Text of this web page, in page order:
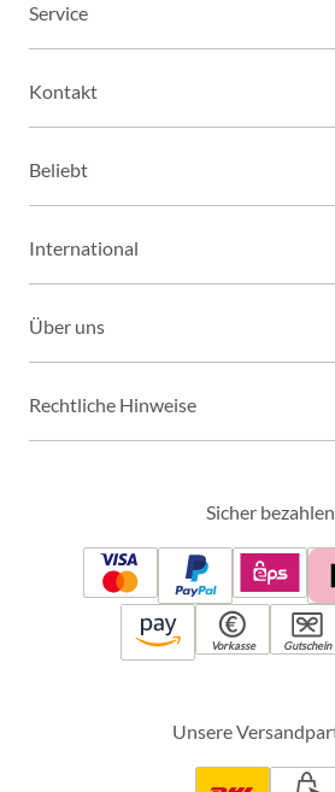
Service
Kontakt
Beliebt
International
Über uns
Rechtliche Hinweise
Sicher bezahlen
Vorkasse Gutschein
Unsere